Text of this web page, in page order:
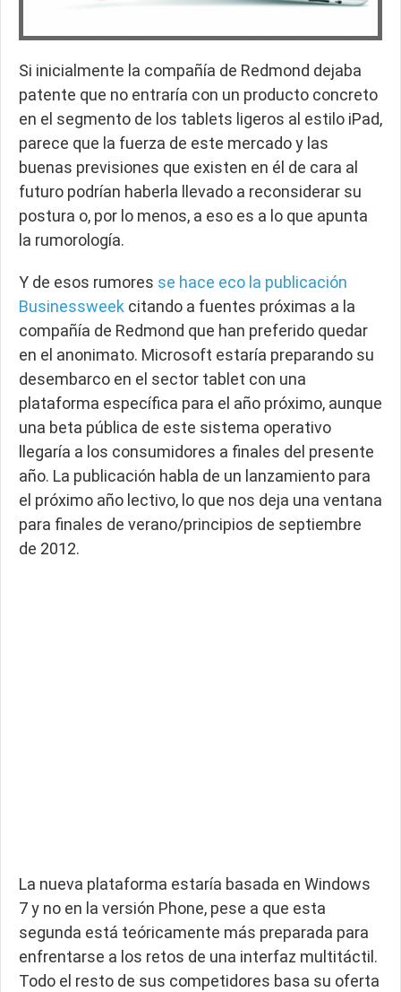
Si inicialmente la compañía de Redmond dejaba
patente que no entraría con un producto concreto
en el segmento de los tablets ligeros al estilo iPad,
parece que la fuerza de este mercado y las
buenas previsiones que existen en él de cara al
futuro podrían haberla llevado a reconsiderar su
postura o, por lo menos, a eso es a lo que apunta
la rumorología.
Y de esos rumores se hace eco la publicación
Businessweek citando a fuentes próximas a la
compañía de Redmond que han preferido quedar
en el anonimato. Microsoft estaría preparando su
desembarco en el sector tablet con una
plataforma específica para el año próximo, aunque
una beta pública de este sistema operativo
llegaría a los consumidores a finales del presente
año. La publicación habla de un lanzamiento para
el próximo año lectivo, lo que nos deja una ventana
para finales de verano/principios de septiembre
de 2012.
La nueva plataforma estaría basada en Windows
7 y no en la versión Phone, pese a que esta
segunda está teóricamente más preparada para
enfrentarse a los retos de una interfaz multitáctil.
Todo el resto de sus competidores basa su oferta